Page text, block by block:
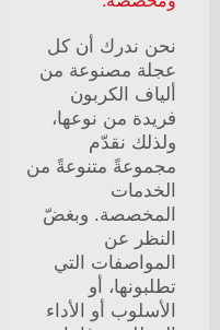
نحن ندرك أن كل
عجلة مصنوعة من
ألياف الكربون
فريدة من نوعها،
ولذلك نقدّم
مجموعةً متنوعةً من
الخدمات
المخصصة. وبغضّ
النظر عن
المواصفات التي
تطلبونها، أو
الأسلوب أو الأداء